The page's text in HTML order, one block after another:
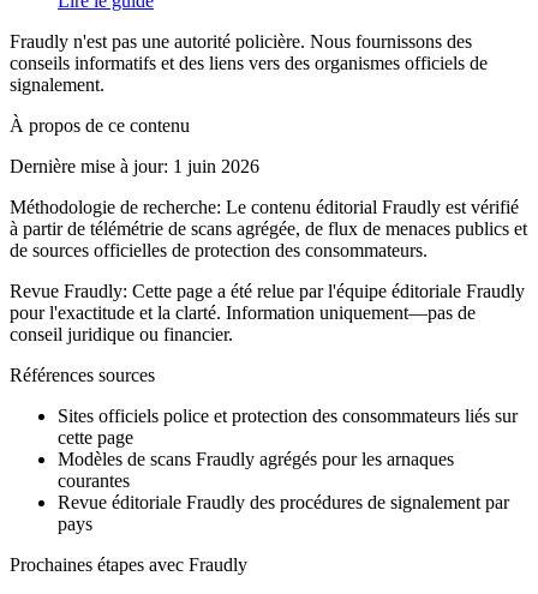
Fraudly n'est pas une autorité policière. Nous fournissons des
conseils informatifs et des liens vers des organismes officiels de
signalement.
À propos de ce contenu
Dernière mise à jour: 1 juin 2026
Méthodologie de recherche: Le contenu éditorial Fraudly est vérifié
à partir de télémétrie de scans agrégée, de flux de menaces publics et
de sources officielles de protection des consommateurs.
Revue Fraudly: Cette page a été relue par l'équipe éditoriale Fraudly
pour l'exactitude et la clarté. Information uniquement—pas de
conseil juridique ou financier.
Références sources
Sites officiels police et protection des consommateurs liés sur
cette page
Modèles de scans Fraudly agrégés pour les arnaques
courantes
Revue éditoriale Fraudly des procédures de signalement par
pays
Prochaines étapes avec Fraudly